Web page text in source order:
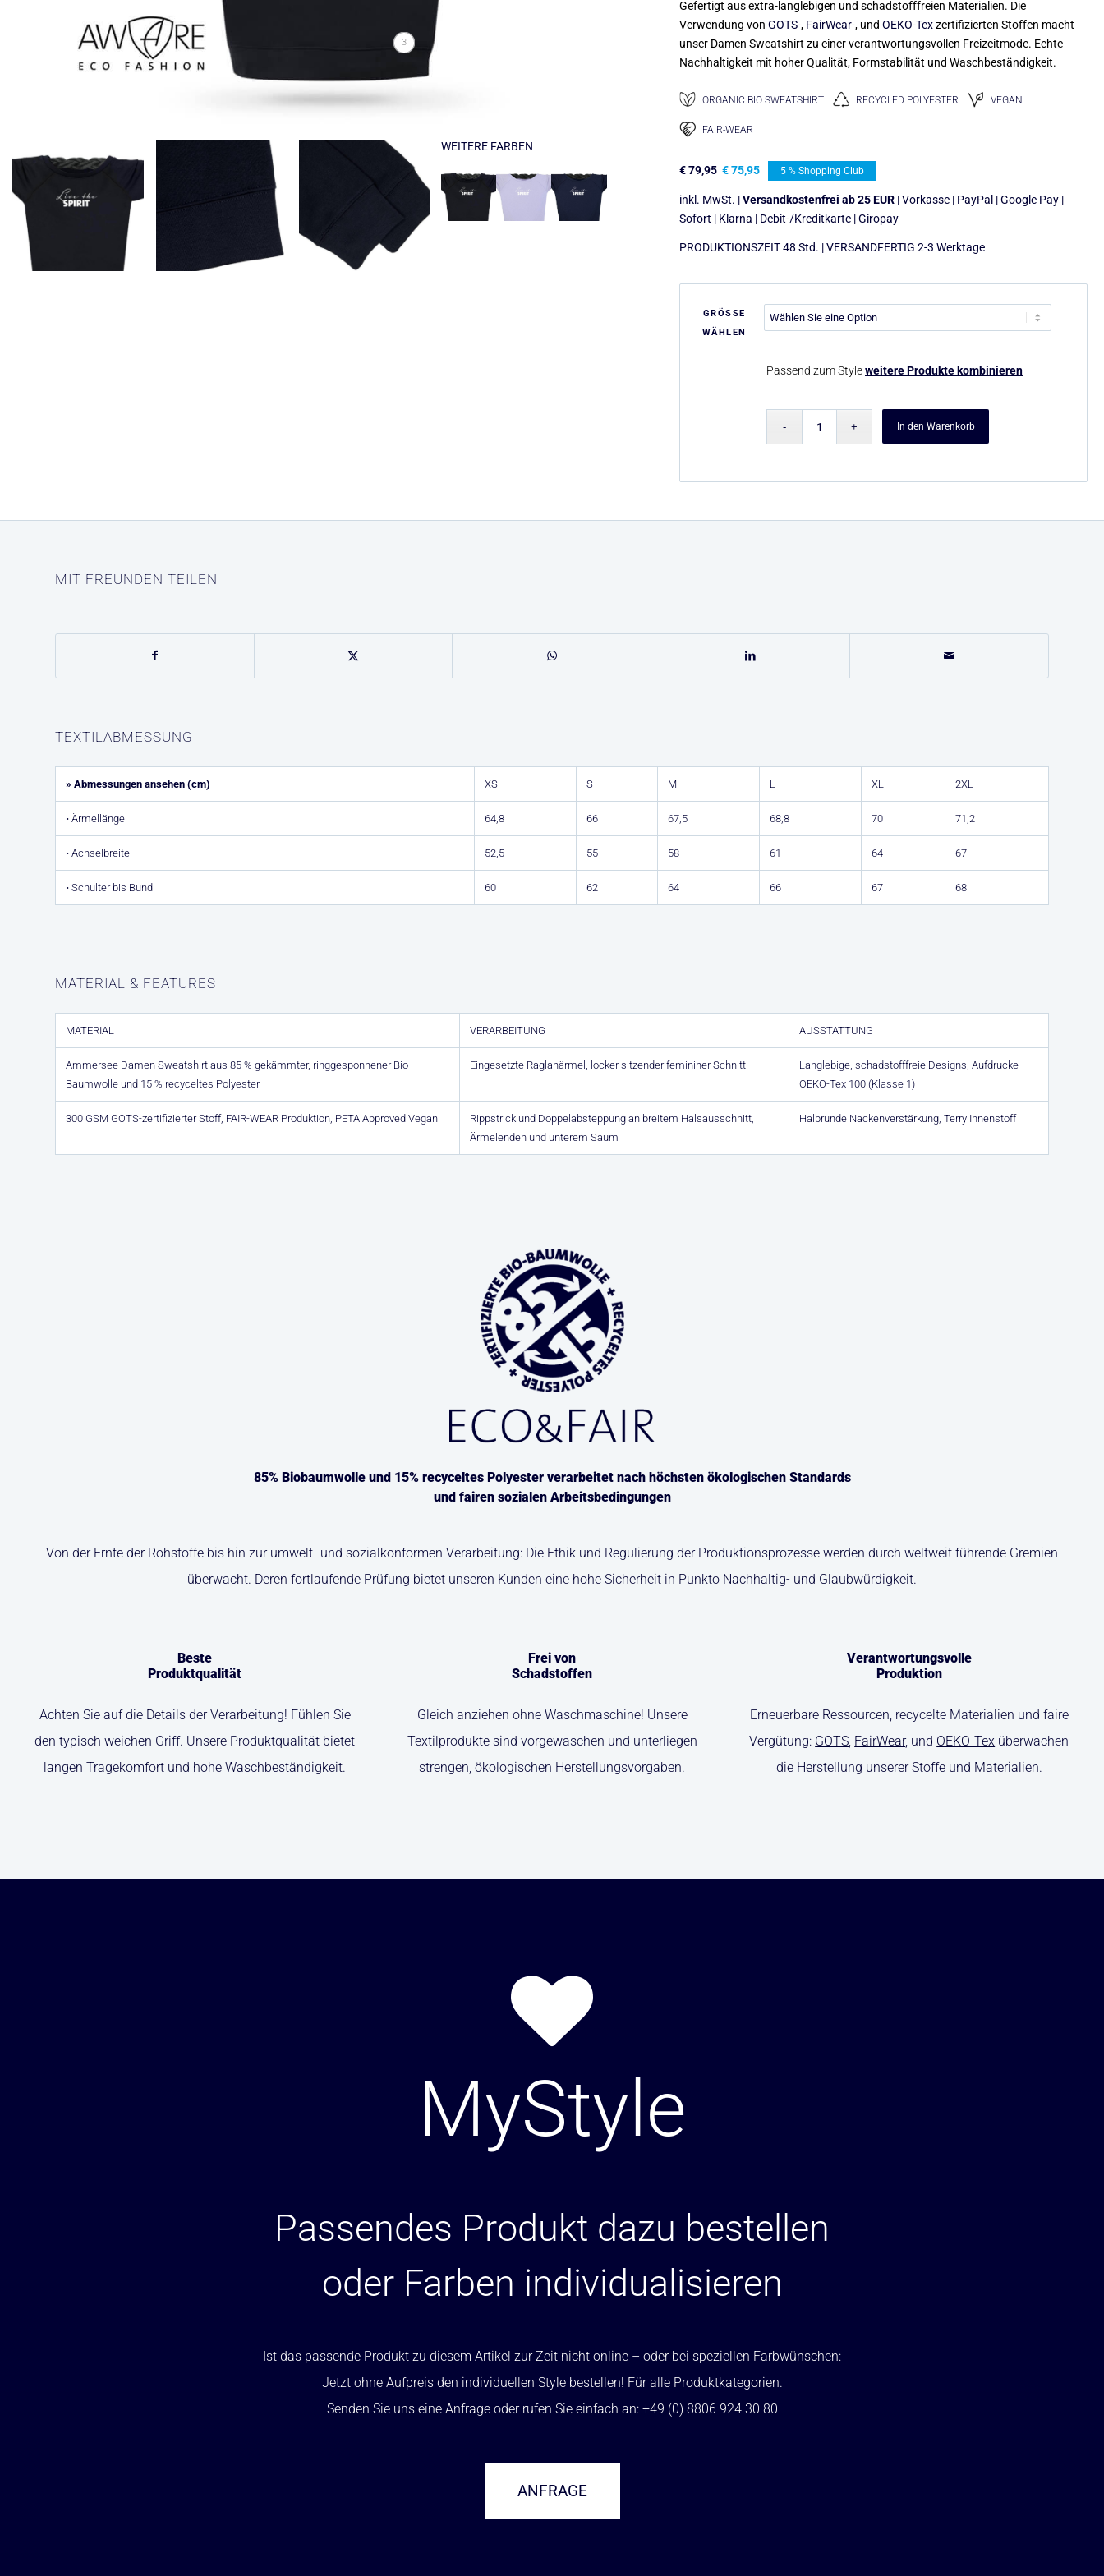
3
WEITERE FARBEN
Gefertigt aus extra-langlebigen und schadstofffreien Materialien. Die
Verwendung von GOTS-, FairWear-, und OEKO-Texzertifizierten Stoffen macht
unser Damen Sweatshirt zu einer verantwortungsvollen Freizeitmode. Echte
Nachhaltigkeit mit hoher Qualität, Formstabilität und Waschbeständigkeit.
ORGANIC BIO SWEATSHIRT RECYCLED POLYESTER VEGAN
FAIR-WEAR
€79,95 €75,95 5 % Shopping Club
inkl. MwSt. |Versandkostenfrei ab 25 EUR | Vorkasse | PayPal | Google Pay |
Sofort | Klarna | Debit-/Kreditkarte | Giropay
PRODUKTIONSZEIT 48 Std. | VERSANDFERTIG 2-3 Werktage
GRÖSSE
WÄHLEN
Passend zum Styleweitere Produkte kombinieren
In den Warenkorb
MIT FREUNDEN TEILEN
TEXTILABMESSUNG
» Abmessungen ansehen (cm) XS S M L XL 2XL
• Ärmellänge 64,8 66 67,5 68,8 70 71,2
• Achselbreite 52,5 55 58 61 64 67
• Schulter bis Bund 60 62 64 66 67 68
MATERIAL & FEATURES
MATERIAL VERARBEITUNG AUSSTATTUNG
Ammersee Damen Sweatshirt aus 85 % gekämmter, ringgesponnener Bio-
Baumwolle und 15 % recyceltes Polyester
Eingesetzte Raglanärmel, locker sitzender femininer Schnitt
Langlebige, schadstofffreie Designs, Aufdrucke
OEKO-Tex 100 (Klasse 1)
300 GSM GOTS-zertifizierter Stoff, FAIR-WEAR Produktion, PETA Approved Vegan
Rippstrick und Doppelabsteppung an breitem Halsausschnitt,
Ärmelenden und unterem Saum
Halbrunde Nackenverstärkung, Terry Innenstoff
85% Biobaumwolle und 15% recyceltes Polyester verarbeitet nach höchsten ökologischen Standards
und fairen sozialen Arbeitsbedingungen
Von der Ernte der Rohstoffe bis hin zur umwelt- und sozialkonformen Verarbeitung: Die Ethik und Regulierung der Produktionsprozesse werden durch weltweit führende Gremien
überwacht. Deren fortlaufende Prüfung bietet unseren Kunden eine hohe Sicherheit in Punkto Nachhaltig- und Glaubwürdigkeit.
Beste
Produktqualität
Achten Sie auf die Details der Verarbeitung! Fühlen Sie
den typisch weichen Griff. Unsere Produktqualität bietet
langen Tragekomfort und hohe Waschbeständigkeit.
Frei von
Schadstoffen
Gleich anziehen ohne Waschmaschine! Unsere
Textilprodukte sind vorgewaschen und unterliegen
strengen, ökologischen Herstellungsvorgaben.
Verantwortungsvolle
Produktion
Erneuerbare Ressourcen, recycelte Materialien und faire
Vergütung: GOTS, FairWear, und OEKO-Tex überwachen
die Herstellung unserer Stoffe und Materialien.
MyStyle
Passendes Produkt dazu bestellen
oder Farben individualisieren
Ist das passende Produkt zu diesem Artikel zur Zeit nicht online – oder bei speziellen Farbwünschen:
Jetzt ohne Aufpreis den individuellen Style bestellen! Für alle Produktkategorien.
Senden Sie uns eine Anfrage oder rufen Sie einfach an: +49 (0) 8806 924 30 80
ANFRAGE